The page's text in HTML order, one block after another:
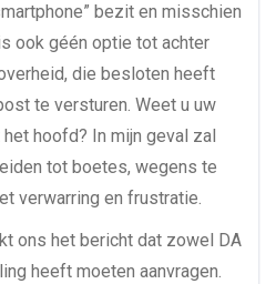
bezit en misschien
ook géén optie tot achter
die besloten heeft
te versturen. Weet u uw
hoofd? In mijn geval zal
tot boetes, wegens te
verwarring en frustratie.
ons het bericht dat zowel DA
heeft moeten aanvragen.